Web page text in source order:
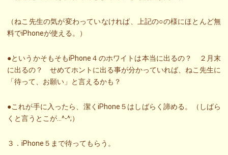
（ねこ先生の気が変わっていなければ、上記の○の様にほとんど無
料でiPhoneが使える。）
●というかそもそもiPhone４のホワイトは本当に出るの？ ２月末
に出るの？ せめてホントに出る事が分かっていれば、ねこ先生に
「待って、お願い」と言えるかも？
●これが手に入ったら、潔くiPhone５はしばらく諦める。（しばら
くと言うとこが…^-^;）
３．iPhone５まで待ってもらう。